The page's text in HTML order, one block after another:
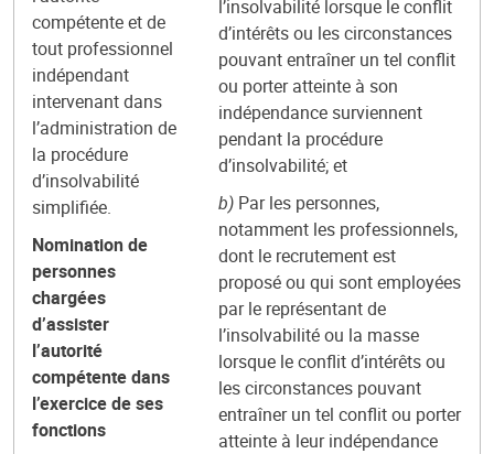
compétente et de
tout professionnel
indépendant
intervenant dans
l’administration de
la procédure
d’insolvabilité
simplifiée.
Nomination de
personnes
chargées
d’assister
l’autorité
compétente dans
l’exercice de ses
fonctions
l’insolvabilité lorsque le conflit
d’intérêts ou les circonstances
pouvant entraîner un tel conflit
ou porter atteinte à son
indépendance surviennent
pendant la procédure
d’insolvabilité; et
b) Par les personnes,
notamment les professionnels,
dont le recrutement est
proposé ou qui sont employées
par le représentant de
l’insolvabilité ou la masse
lorsque le conflit d’intérêts ou
les circonstances pouvant
entraîner un tel conflit ou porter
atteinte à leur indépendance